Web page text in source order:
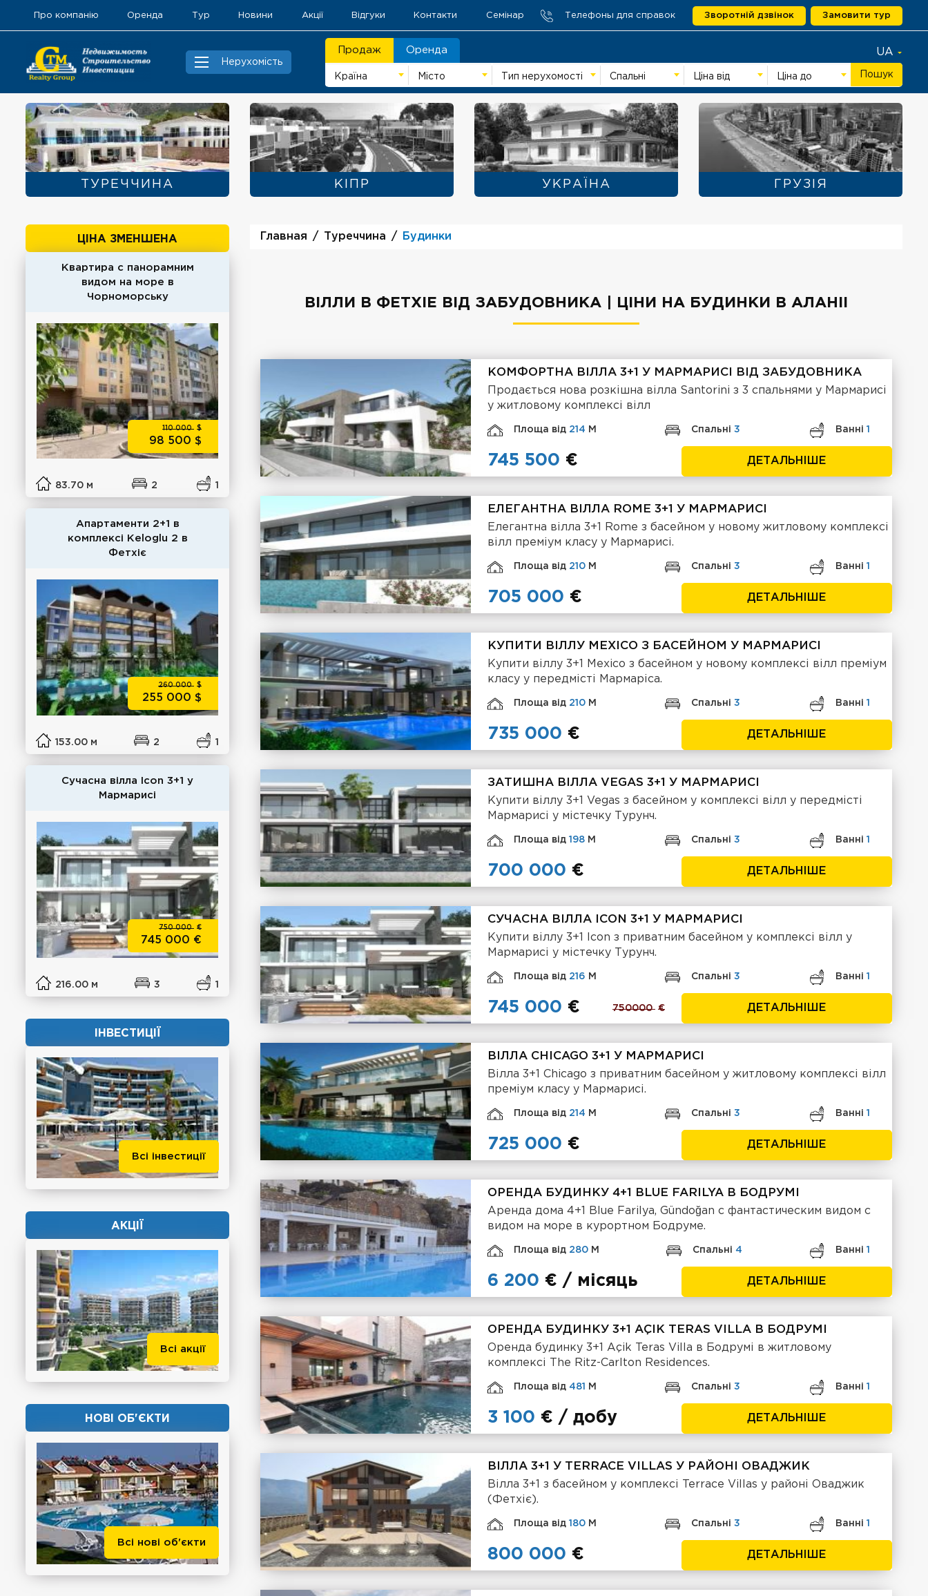
Про компанію Оренда Тур Новини Акції Відгуки Контакти Семінар Телефоны для справок Зворотній дзвінок Замовити тур
Нерухомість
Продаж Оренда UA
Країна Місто Тип нерухомості Спальні Ціна від Ціна до Пошук
ТУРЕЧЧИНА KIПР УКРАЇНА ГРУЗІЯ
ЦІНА ЗМЕНШЕНА
Квартира с панорамним
видом на море в
Чорноморську
110 000 $
98 500 $
83.70 м 2 1
Апартаменти 2+1 в
комплексі Keloglu 2 в
Фетхіє
260 000 $
255 000 $
153.00 м 2 1
Сучасна вілла Icon 3+1 у
Мармарисі
750 000 €
745 000 €
216.00 м 3 1
ІНВЕСТИЦІЇ
Всі інвестиції
АКЦІЇ
Всі акції
НОВІ ОБ'ЄКТИ
Всі нові об'єкти
Главная Туреччина Будинки
ВІЛЛИ В ФЕТХІЕ ВІД ЗАБУДОВНИКА | ЦІНИ НА БУДИНКИ В АЛАНІІ
КОМФОРТНА ВІЛЛА 3+1 У МАРМАРИСІ ВІД ЗАБУДОВНИКА
Продається нова розкішна вілла Santorini з 3 спальнями у Мармарисі
у житловому комплексі вілл
Площа від 214 М Спальні3 Ванні 1
745 500 € ДЕТАЛЬНІШЕ
ЕЛЕГАНТНА ВІЛЛА ROME 3+1 У МАРМАРИСІ
Елегантна вілла 3+1 Rome з басейном у новому житловому комплексі
вілл преміум класу у Мармарисі.
Площа від 210 М Спальні3 Ванні 1
705 000 € ДЕТАЛЬНІШЕ
КУПИТИ ВІЛЛУ MEXICO З БАСЕЙНОМ У МАРМАРИСІ
Купити віллу 3+1 Mexico з басейном у новому комплексі вілл преміум
класу у передмісті Мармаріса.
Площа від 210 М Спальні3 Ванні 1
735 000 € ДЕТАЛЬНІШЕ
ЗАТИШНА ВІЛЛА VEGAS 3+1 У МАРМАРИСІ
Купити віллу 3+1 Vegas з басейном у комплексі вілл у передмісті
Мармарисі у містечку Турунч.
Площа від 198 М Спальні 3 Ванні 1
700 000 € ДЕТАЛЬНІШЕ
СУЧАСНА ВІЛЛА ICON 3+1 У МАРМАРИСІ
Купити віллу 3+1 Icon з приватним басейном у комплексі вілл у
Мармарисі у містечку Турунч.
Площа від 216 М Спальні3 Ванні 1
745 000 € 750000 € ДЕТАЛЬНІШЕ
ВІЛЛА CHICAGO 3+1 У МАРМАРИСІ
Вілла 3+1 Chicago з приватним басейном у житловому комплексі вілл
преміум класу у Мармарисі.
Площа від 214 М Спальні3 Ванні 1
725 000 € ДЕТАЛЬНІШЕ
ОРЕНДА БУДИНКУ 4+1 BLUE FARILYA В БОДРУМІ
Аренда дома 4+1 Blue Farilya, Gündoğan с фантастическим видом с
видом на море в курортном Бодруме.
Площа від 280 М Спальні 4 Ванні 1
6 200 € / місяць ДЕТАЛЬНІШЕ
ОРЕНДА БУДИНКУ 3+1 AÇIK TERAS VILLA В БОДРУМІ
Оренда будинку 3+1 Açik Teras Villa в Бодрумі в житловому
комплексі The Ritz-Carlton Residences.
Площа від 481 М Спальні3 Ванні 1
3 100 € / добу ДЕТАЛЬНІШЕ
ВІЛЛА 3+1 У TERRACE VILLAS У РАЙОНІ ОВАДЖИК
Вілла 3+1 з басейном у комплексі Terrace Villas у районі Оваджик
(Фетхіє).
Площа від 180 М Спальні3 Ванні 1
800 000 € ДЕТАЛЬНІШЕ